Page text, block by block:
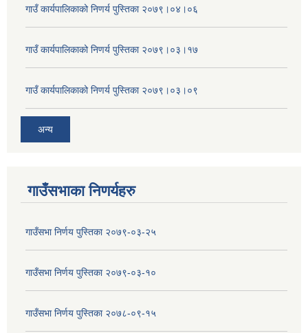
गाउँ कार्यपालिकाको निणर्य पुस्तिका २०७९।०४।०६
गाउँ कार्यपालिकाको निणर्य पुस्तिका २०७९।०३।१७
गाउँ कार्यपालिकाको निणर्य पुस्तिका २०७९।०३।०९
अन्य
गाउँसभाका निणर्यहरु
गाउँसभा निर्णय पुस्तिका २०७९-०३-२५
गाउँसभा निर्णय पुस्तिका २०७९-०३-१०
गाउँसभा निर्णय पुस्तिका २०७८-०९-१५